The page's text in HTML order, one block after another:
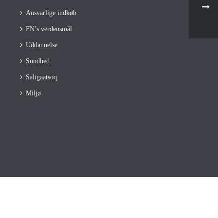
Ansvarlige indkøb
FN’s verdensmål
Uddannelse
Sundhed
Saligaatsoq
Miljø